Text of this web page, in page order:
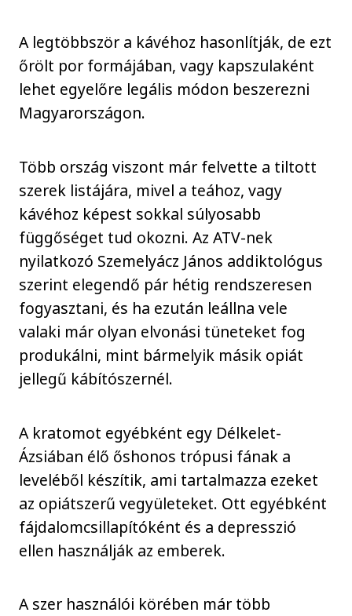
A legtöbbször a kávéhoz hasonlítják, de ezt
őrölt por formájában, vagy kapszulaként
lehet egyelőre legális módon beszerezni
Magyarországon.
Több ország viszont már felvette a tiltott
szerek listájára, mivel a teához, vagy
kávéhoz képest sokkal súlyosabb
függőséget tud okozni. Az ATV-nek
nyilatkozó Szemelyácz János addiktológus
szerint elegendő pár hétig rendszeresen
fogyasztani, és ha ezután leállna vele
valaki már olyan elvonási tüneteket fog
produkálni, mint bármelyik másik opiát
jellegű kábítószernél.
A kratomot egyébként egy Délkelet-
Ázsiában élő őshonos trópusi fának a
leveléből készítik, ami tartalmazza ezeket
az opiátszerű vegyületeket. Ott egyébként
fájdalomcsillapítóként és a depresszió
ellen használják az emberek.
A szer használói körében már több